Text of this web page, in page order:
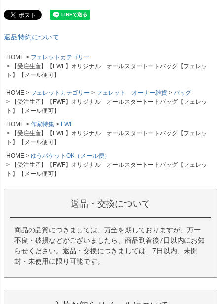
返品特約について
HOME
フェレットカテゴリー
【受注生産】【FWF】オリジナル オールスタートートバッグ【フェレッ
ト】【メール便可】
HOME フェレットカテゴリー フェレット オーナー雑貨
バッグ
【受注生産】【FWF】オリジナル オールスタートートバッグ【フェレッ
ト】【メール便可】
HOME
作家特集
FWF
【受注生産】【FWF】オリジナル オールスタートートバッグ【フェレッ
ト】【メール便可】
HOME
ゆうパケットOK（メール便）
【受注生産】【FWF】オリジナル オールスタートートバッグ【フェレッ
ト】【メール便可】
返品・交換について
商品の品質につきましては、万全を期しておりますが、万一
不良・破損などがございましたら、商品到着後7日以内にお知
らせください。返品・交換につきましては、7日以内、未開
封・未使用に限り可能です。